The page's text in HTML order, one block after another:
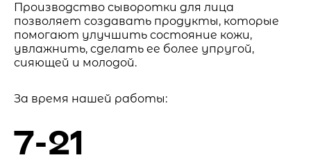
Производство сыворотки для лица
позволяет создавать продукты, которые
помогают улучшить состояние кожи,
увлажнить, сделать ее более упругой,
сияющей и молодой.
За время нашей работы:
7-21